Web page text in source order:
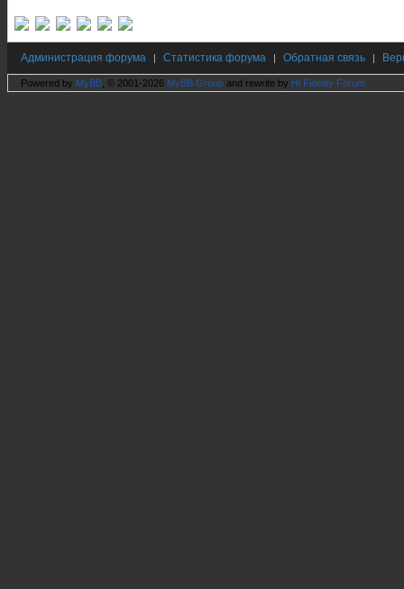
Администрация форума | Статистика форума | Обратная связь |
Powered by MyBB , © 2001-2026 MyBB Group and rewrite by Hi Fidelity Forum